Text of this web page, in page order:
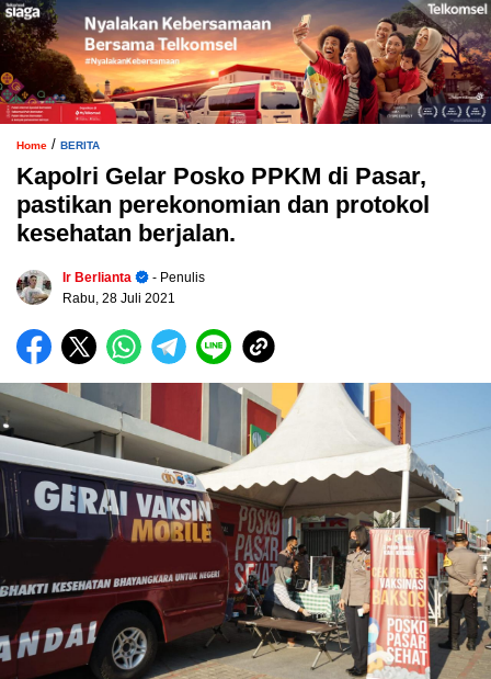
Home / BERITA
Kapolri Gelar Posko PPKM di Pasar,
pastikan perekonomian dan protokol
kesehatan berjalan.
Ir Berlianta
- Penulis
Rabu, 28 Juli 2021